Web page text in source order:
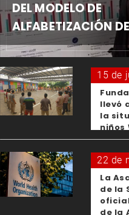
DEL MODELO DE
ALFABETIZACIÓN
15 de
llevó
la
niños
22 de
La
de la
de la